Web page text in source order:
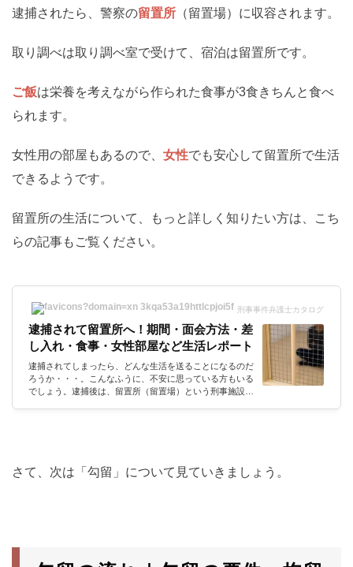
逮捕されたら、警察の留置所 （留置場）に収容されます。
取り調べは取り調べ室で受けて、宿泊は留置所です。
ご飯は栄養を考えながら作られた食事が3食きちんと食べ
られます。
女性用の部屋もあるので、 女性でも安心して留置所で生活
できるようです。
留置所の生活について、もっと詳しく知りたい方は、こち
らの記事もご覧ください。
刑事事件弁護士カタログ
逮捕されて留置所へ！期間・面会方法・差
し入れ・食事・女性部屋など生活レポート
逮捕されてしまったら、どんな生活を送ることになるのだ
ろうか・・・。こんなふうに、不安に思っている方もいる
でしょう。逮捕後は、留置所（留置場）という刑事施設で
情については、刑事弁護を得意とする、アトム法律事務所
の弁護士にお願いします。回答...
さて、次は「勾留」について見ていきましょう。